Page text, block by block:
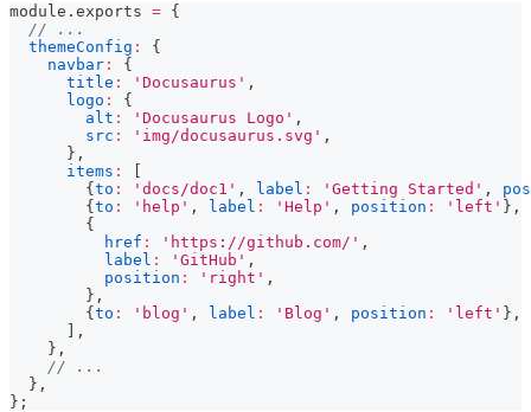
module . exports = {
// ...
themeConfig :
{
navbar :
{
title : 'Docusaurus' ,
logo :
{
alt : 'Docusaurus Logo' ,
src : 'img/docusaurus.svg' ,
} ,
items :
[
{to : 'docs/doc1' , label : 'Getting Started' ,
{to : 'help' , label : 'Help' , position : 'left' } ,
{
href : 'https://github.com/' ,
label : 'GitHub' ,
position : 'right' ,
} ,
{to : 'blog' , label : 'Blog' , position : 'left' } ,
] ,
} ,
// ...
} ,
} ;